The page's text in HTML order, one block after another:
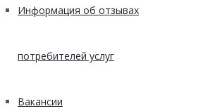
Информация об отзывах
потребителей услуг
Вакансии